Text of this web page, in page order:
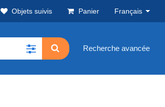
Objets suivis Panier Français
Recherche avancée